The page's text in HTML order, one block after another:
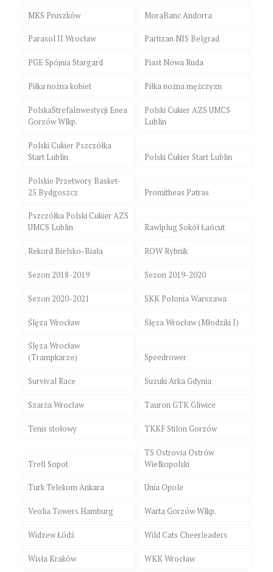
MKS Pruszków MoraBanc Andorra
Parasol II Wrocław Partizan NIS Belgrad
PGE Spójnia Stargard Piast Nowa Ruda
Piłka nożna kobiet Piłka nożna mężczyzn
PolskaStrefaInwestycji Enea
Gorzów Wlkp.
Polski Cukier AZS UMCS
Lublin
Polski Cukier Pszczółka
Start Lublin
Polski Cukier Start Lublin
Polskie Przetwory Basket-
25 Bydgoszcz
Promitheas Patras
Pszczółka Polski Cukier AZS
UMCS Lublin
Rawlplug Sokół Łańcut
Rekord Bielsko-Biała ROW Rybnik
Sezon 2018-2019 Sezon 2019-2020
Sezon 2020-2021 SKK Polonia Warszawa
Ślęza Wrocław Ślęza Wrocław (Młodziki I)
Ślęza Wrocław
(Trampkarze)
Speedrower
Survival Race Suzuki Arka Gdynia
Szarża Wrocław Tauron GTK Gliwice
Tenis stołowy TKKF Stilon Gorzów
Trefl Sopot
TS Ostrovia Ostrów
Wielkopolski
Turk Telekom Ankara Unia Opole
Veolia Towers Hamburg Warta Gorzów Wlkp.
Widzew Łódź Wild Cats Cheerleaders
Wisła Kraków WKK Wrocław